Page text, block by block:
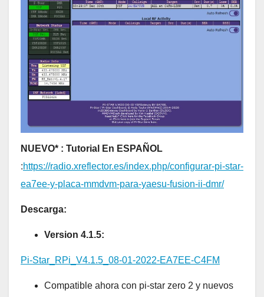
NUEVO* : Tutorial En ESPAÑOL
:https://radio.xreflector.es/index.php/configurar-pi-star-
ea7ee-y-placa-mmdvm-para-yaesu-fusion-ii-dmr/
Descarga:
Version 4.1.5:
Pi-Star_RPi_V4.1.5_08-01-2022-EA7EE-C4FM
Compatible ahora con pi-star zero 2 y nuevos